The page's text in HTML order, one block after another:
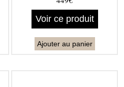
Voir ce produit
Ajouter au panier